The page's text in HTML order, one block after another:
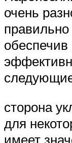
очень
правильно
сторона
для
имеет